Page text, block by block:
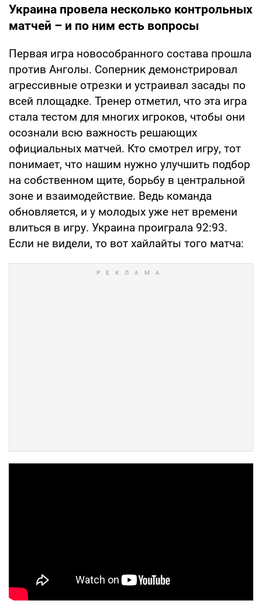
Украина провела несколько контрольных
матчей – и по ним есть вопросы
Первая игра новособранного состава прошла
против Анголы. Соперник демонстрировал
агрессивные отрезки и устраивал засады по
всей площадке. Тренер отметил, что эта игра
стала тестом для многих игроков, чтобы они
осознали всю важность решающих
официальных матчей. Кто смотрел игру, тот
понимает, что нашим нужно улучшить подбор
на собственном щите, борьбу в центральной
зоне и взаимодействие. Ведь команда
обновляется, и у молодых уже нет времени
влиться в игру. Украина проиграла 92:93.
Если не видели, то вот хайлайты того матча: